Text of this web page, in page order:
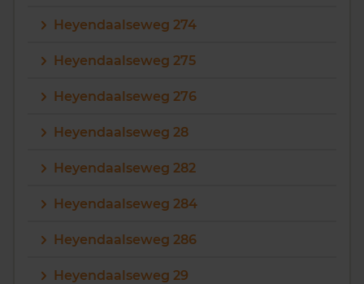
Heyendaalseweg 274
Heyendaalseweg 275
Heyendaalseweg 276
Heyendaalseweg 28
Heyendaalseweg 282
Heyendaalseweg 284
Heyendaalseweg 286
Heyendaalseweg 29